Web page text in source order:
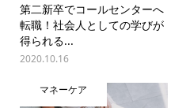
第二新卒でコールセンターへ
転職！社会人としての学びが
得られる...
2020.10.16
マネーケア